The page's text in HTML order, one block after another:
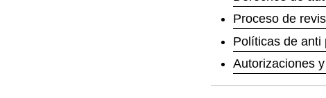
Proceso de
Políticas de anti
Autorizaciones